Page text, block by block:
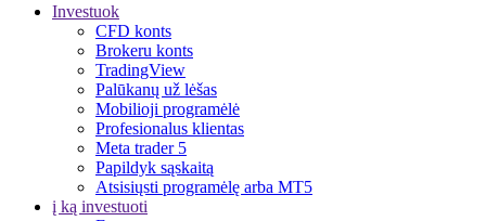
Investuok
CFD konts
Brokeru konts
TradingView
Palūkanų už lėšas
Mobilioji programėlė
Profesionalus klientas
Meta trader 5
Papildyk sąskaitą
Atsisiųsti programėlę arba MT5
į ką investuoti